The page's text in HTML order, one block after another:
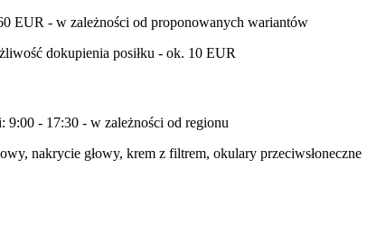
EUR - w zależności od proponowanych wariantów
dokupienia posiłku - ok. 10 EUR
9:00 - 17:30 - w zależności od regionu
nakrycie głowy, krem z filtrem, okulary przeciwsłoneczne